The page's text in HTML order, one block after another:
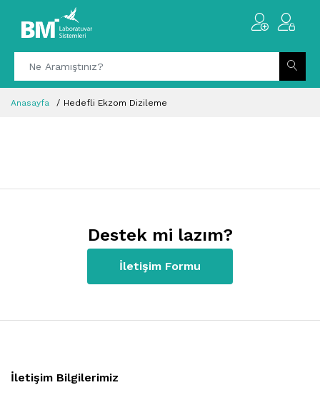
Anasayfa Hedefli Ekzom Dizileme
Destek mi lazım?
İletişim Formu
İletişim Bilgilerimiz